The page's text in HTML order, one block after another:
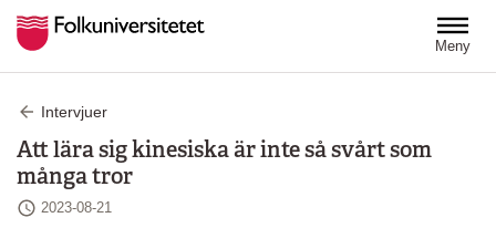
Meny
Intervjuer
Att lära sig kinesiska är inte så svårt som
många tror
Senast ändrad
2023-08-21